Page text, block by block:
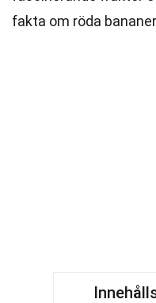
fakta om röda